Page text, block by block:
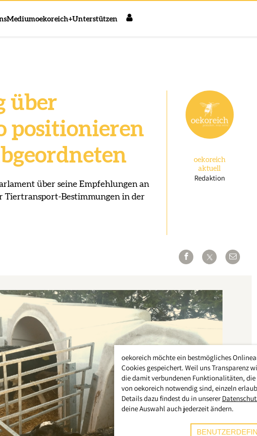
Mediumoekoreich+Unterstützen
über
positionieren
über seine Empfehlungen an
Tiertransport-Bestimmungen in der
oekoreich
aktuell
Redaktion
oekoreich möchte ein bestmögliches
Cookies gespeichert. Weil uns Transparenz
die damit verbundenen Funktionalitäten,
von oekoreich notwendig sind, einzeln
Details dazu findest du in unserer
deine Auswahl auch jederzeit ändern.